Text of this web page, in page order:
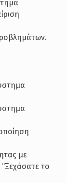
με
“Ξεχάσατε το